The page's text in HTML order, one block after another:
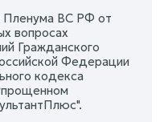
Пленума ВС РФ от
вопросах
Гражданского
Федерации
кодекса